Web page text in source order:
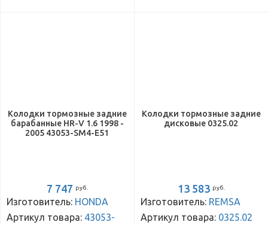
Колодки тормозные задние
барабанные HR-V 1.6 1998 -
2005 43053-SM4-E51
7 747 руб.
Изготовитель: HONDA
Артикул товара: 43053-
Колодки тормозные задние
дисковые 0325.02
13 583 руб.
Изготовитель: REMSA
Артикул товара: 0325.02